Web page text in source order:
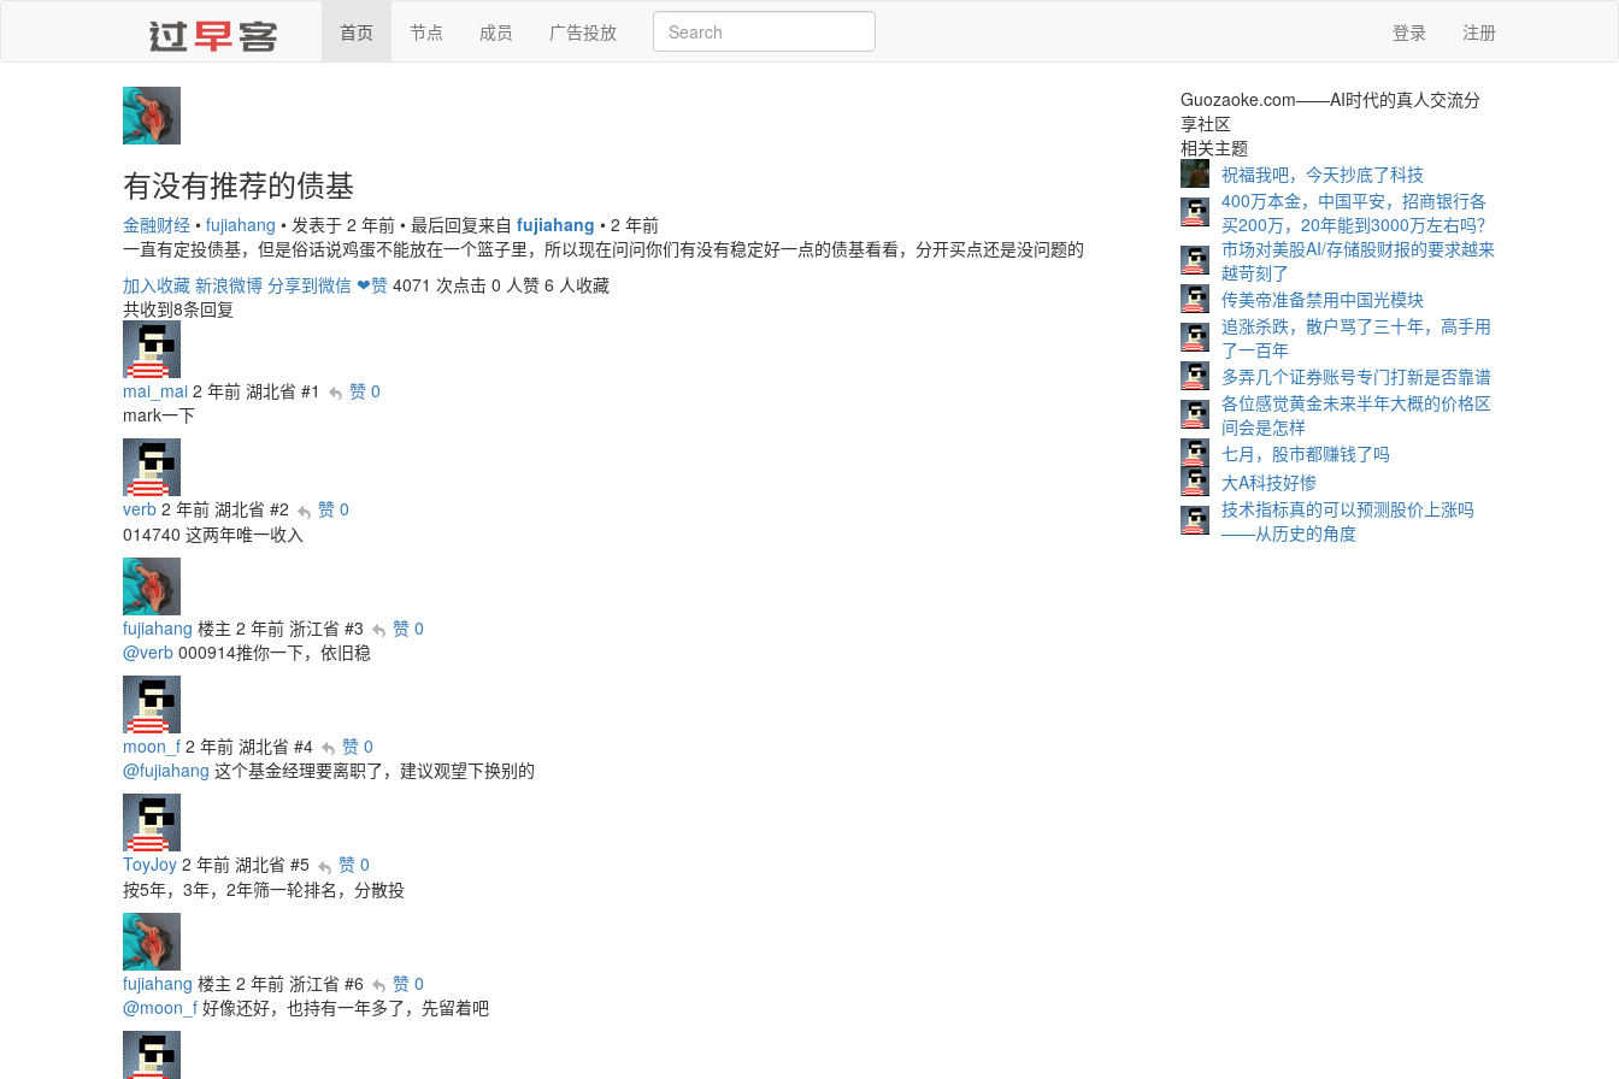
首页 节点 成员 广告投放 登录 注册
有没有推荐的债基
金融财经 • fujiahang • 发表于 2 年前 • 最后回复来自 fujiahang • 2 年前
一直有定投债基，但是俗话说鸡蛋不能放在一个篮子里，所以现在问问你们有没有稳定好一点的债基看看，分开买点还是没问题的
加入收藏 新浪微博 分享到微信 ❤赞 4071 次点击 0 人赞 6 人收藏
共收到8条回复
mai_mai 2 年前 湖北省 #1
赞 0
mark一下
verb 2 年前 湖北省 #2
赞 0
014740 这两年唯一收入
fujiahang 楼主 2 年前 浙江省 #3
赞 0
@verb 000914推你一下，依旧稳
moon_f 2 年前 湖北省 #4
赞 0
@fujiahang 这个基金经理要离职了，建议观望下换别的
ToyJoy 2 年前 湖北省 #5
赞 0
按5年，3年，2年筛一轮排名，分散投
fujiahang 楼主 2 年前 浙江省 #6
赞 0
@moon_f 好像还好，也持有一年多了，先留着吧
Guozaoke.com——AI时代的真人交流分
享社区
相关主题
祝福我吧，今天抄底了科技
400万本金，中国平安，招商银行各
买200万，20年能到3000万左右吗？
市场对美股AI/存储股财报的要求越来
越苛刻了
传美帝准备禁用中国光模块
追涨杀跌，散户骂了三十年，高手用
了一百年
多弄几个证券账号专门打新是否靠谱
各位感觉黄金未来半年大概的价格区
间会是怎样
七月，股市都赚钱了吗
大A科技好惨
技术指标真的可以预测股价上涨吗
——从历史的角度